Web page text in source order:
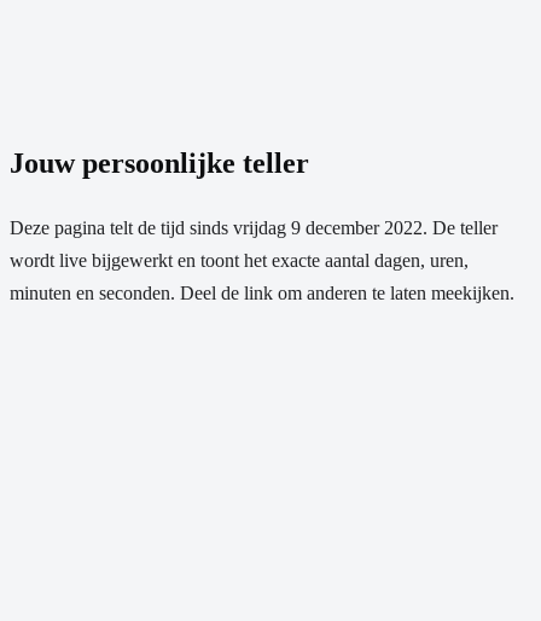
Jouw persoonlijke teller
Deze pagina telt de tijd sinds vrijdag 9 december 2022. De teller
wordt live bijgewerkt en toont het exacte aantal dagen, uren,
minuten en seconden. Deel de link om anderen te laten meekijken.